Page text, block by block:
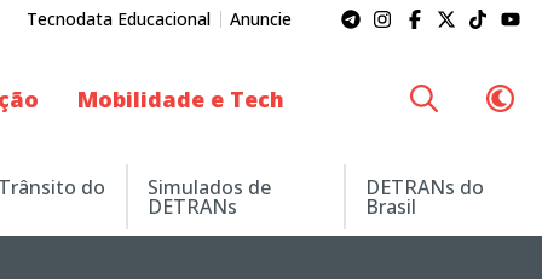
Tecnodata Educacional Anuncie
Mobilidade e Tech
do Simulados de
DETRANs
DETRANs do
Brasil